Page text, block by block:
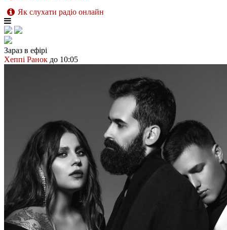
Як слухати радіо онлайн
Зараз в ефірі
Хеппі Ранок до 10:05